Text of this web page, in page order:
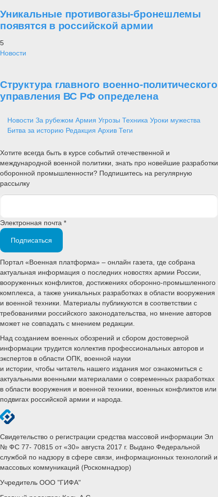
Уникальные противогазы-бронешлемы
появятся в российской армии
5
Новости
Структура главного военно-политического
управления ВС РФ определена
Новости За рубежом Армия Угрозы Техника Уроки мужества
Битва за историю Редакция Архив Теги
Хотите всегда быть в курсе событий отечественной и
международной военной политики, знать про новейшие разработки
оборонной промышленности? Подпишитесь на регулярную
рассылку
Электронная почта *
Подписаться
Портал «Военная платформа» – онлайн газета, где собрана
актуальная информация о последних новостях армии России,
вооруженных конфликтов, достижениях оборонно-промышленного
комплекса, а также уникальных разработках в области вооружения
и военной техники. Материалы публикуются в соответствии с
требованиями российского законодательства, но мнение авторов
может не совпадать с мнением редакции.
Над созданием военных обозрений и сбором достоверной
информации трудится коллектив профессиональных авторов и
экспертов в области ОПК, военной науки
и истории, чтобы читатель нашего издания мог ознакомиться с
актуальными военными материалами о современных разработках
в области вооружения и военной техники, военных конфликтов или
подвигах российской армии и народа.
Свидетельство о регистрации средства массовой информации Эл
№ ФС 77- 70815 от «30» августа 2017 г. Выдано Федеральной
службой по надзору в сфере связи, информационных технологий и
массовых коммуникаций (Роскомнадзор)
Учредитель ООО "ГИФА"